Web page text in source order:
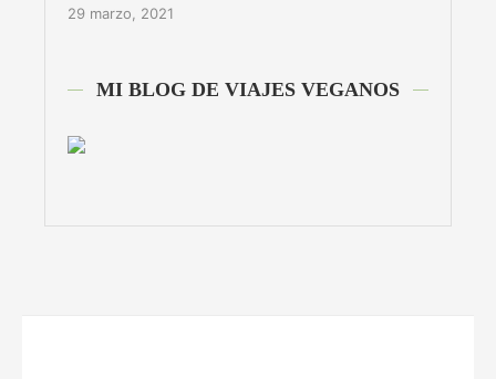
29 marzo, 2021
MI BLOG DE VIAJES VEGANOS